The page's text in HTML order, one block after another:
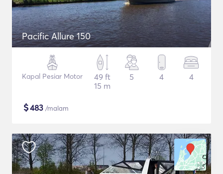
Pacific Allure 150
Kapal Pesiar Motor
49 ft
15 m
5 4 4
$483 /malam